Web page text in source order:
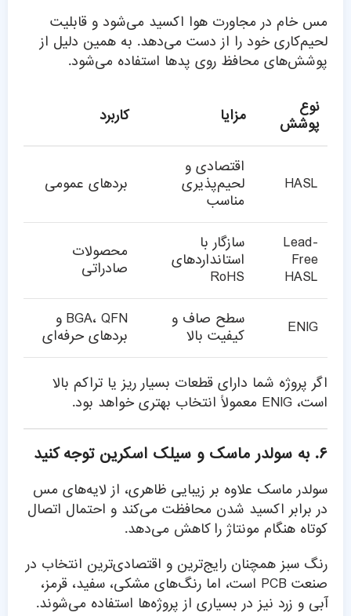
مس خام در مجاورت هوا اکسید می‌شود و قابلیت
لحیم‌کاری خود را از دست می‌دهد. به همین دلیل از
پوشش‌های محافظ روی پدها استفاده می‌شود.
نوع
پوشش
مزایا کاربرد
HASL
اقتصادی و
لحیم‌پذیری
مناسب
بردهای عمومی
Lead-
Free
HASL
سازگار با
استانداردهای
RoHS
محصولات
صادراتی
ENIG
سطح صاف و
کیفیت بالا
BGA، QFN و
بردهای حرفه‌ای
اگر پروژه شما دارای قطعات بسیار ریز یا تراکم بالا
است، ENIG معمولاً انتخاب بهتری خواهد بود.
۶. به سولدر ماسک و سیلک اسکرین توجه کنید
سولدر ماسک علاوه بر زیبایی ظاهری، از لایه‌های مس
در برابر اکسید شدن محافظت می‌کند و احتمال اتصال
کوتاه هنگام مونتاژ را کاهش می‌دهد.
رنگ سبز همچنان رایج‌ترین و اقتصادی‌ترین انتخاب در
صنعت PCB است، اما رنگ‌های مشکی، سفید، قرمز،
آبی و زرد نیز در بسیاری از پروژه‌ها استفاده می‌شوند.